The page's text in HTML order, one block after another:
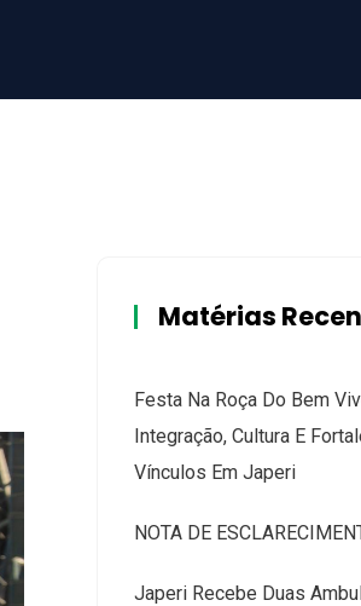
Matérias
Festa Na Roça Do Bem
Integração, Cultura E
Vínculos Em Japeri
NOTA DE
Japeri Recebe Duas